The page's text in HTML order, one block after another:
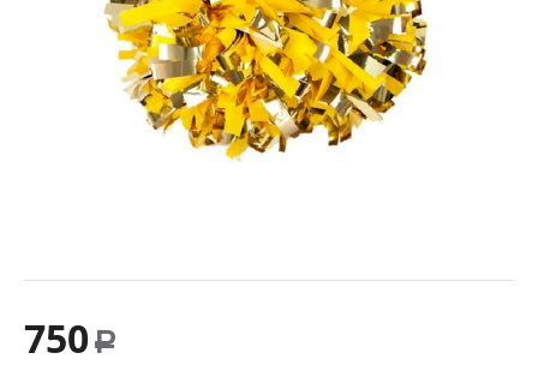
750 Р